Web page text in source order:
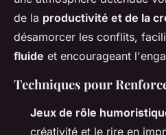
de la productivité et de la
désamorcer les conflits,
fluide et encourageant
Techniques pour
Jeux de rôle
créativité et le rire en